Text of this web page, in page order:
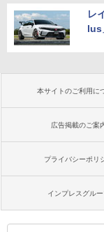
レ
lus
本サイトのご利用に
広告掲載のご案
プライバシーポリ
インプレスグル